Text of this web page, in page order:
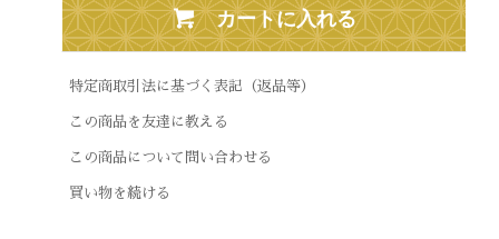
カートに入れる
特定商取引法に基づく表記（返品等）
この商品を友達に教える
この商品について問い合わせる
買い物を続ける